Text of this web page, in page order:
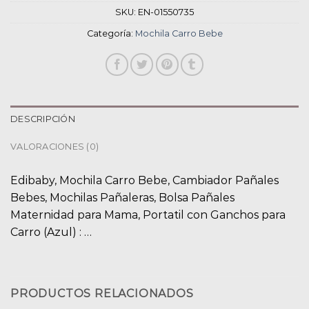
SKU: EN-01550735
Categoría: Mochila Carro Bebe
DESCRIPCIÓN
VALORACIONES (0)
Edibaby, Mochila Carro Bebe, Cambiador Pañales
Bebes, Mochilas Pañaleras, Bolsa Pañales
Maternidad para Mama, Portatil con Ganchos para
Carro (Azul) : …
PRODUCTOS RELACIONADOS